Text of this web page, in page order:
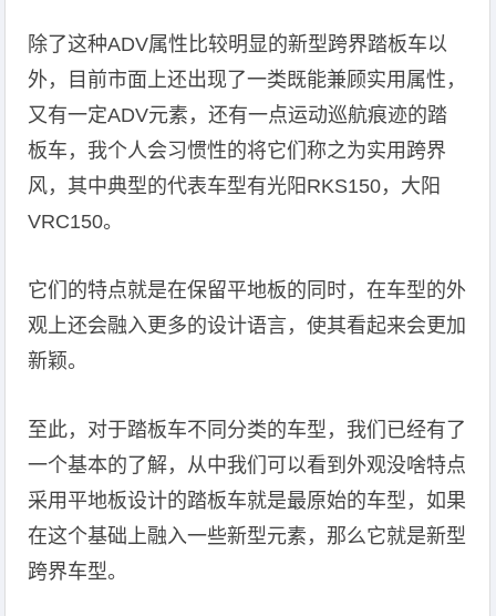
除了这种ADV属性比较明显的新型跨界踏板车以
外，目前市面上还出现了一类既能兼顾实用属性，
又有一定ADV元素，还有一点运动巡航痕迹的踏
板车，我个人会习惯性的将它们称之为实用跨界
风，其中典型的代表车型有光阳RKS150，大阳
VRC150。
它们的特点就是在保留平地板的同时，在车型的外
观上还会融入更多的设计语言，使其看起来会更加
新颖。
至此，对于踏板车不同分类的车型，我们已经有了
一个基本的了解，从中我们可以看到外观没啥特点
采用平地板设计的踏板车就是最原始的车型，如果
在这个基础上融入一些新型元素，那么它就是新型
跨界车型。